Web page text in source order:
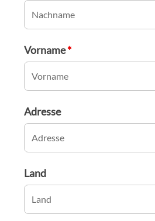
Vorname*
Adresse
Land